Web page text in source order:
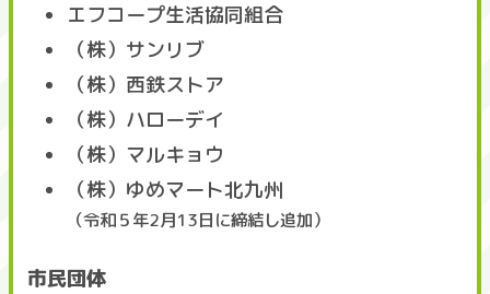
エフコープ生活協同組合
（株）サンリブ
（株）西鉄ストア
（株）ハローデイ
（株）マルキョウ
（株）ゆめマート北九州
（令和５年2月13日に締結し追加）
市民団体